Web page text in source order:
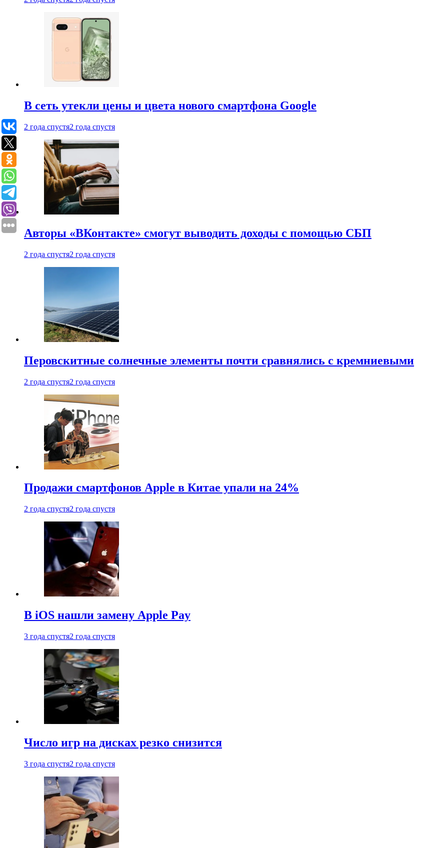
В сеть утекли цены и цвета нового смартфона Google
2 года спустя2 года спустя
Авторы «ВКонтакте» смогут выводить доходы с помощью СБП
2 года спустя2 года спустя
Перовскитные солнечные элементы почти сравнялись с кремниевыми
2 года спустя2 года спустя
Продажи смартфонов Apple в Китае упали на 24%
2 года спустя2 года спустя
В iOS нашли замену Apple Pay
3 года спустя2 года спустя
Число игр на дисках резко снизится
3 года спустя2 года спустя